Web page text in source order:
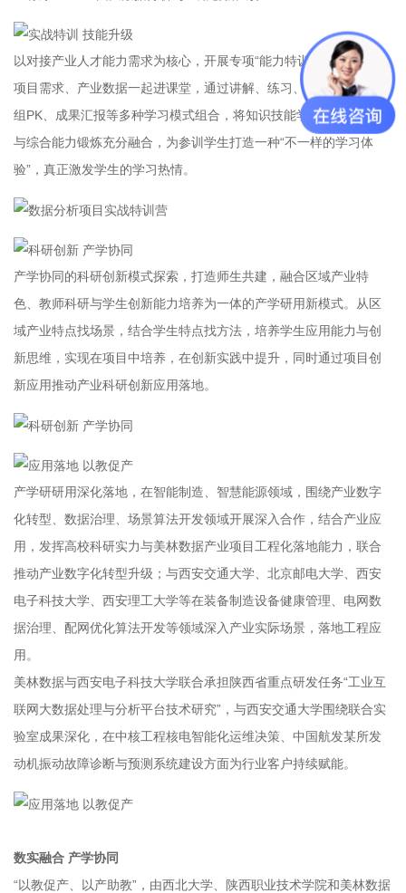
以对接产业人才能力需求为核心，开展专项“能力特训”，产业导师、
项目需求、产业数据一起进课堂，通过讲解、练习、技能比武、小
组PK、成果汇报等多种学习模式组合，将知识技能学习、应用实训
与综合能力锻炼充分融合，为参训学生打造一种“不一样的学习体
验”，真正激发学生的学习热情。
产学协同的科研创新模式探索，打造师生共建，融合区域产业特
色、教师科研与学生创新能力培养为一体的产学研用新模式。从区
域产业特点找场景，结合学生特点找方法，培养学生应用能力与创
新思维，实现在项目中培养，在创新实践中提升，同时通过项目创
新应用推动产业科研创新应用落地。
产学研研用深化落地，在智能制造、智慧能源领域，围绕产业数字
化转型、数据治理、场景算法开发领域开展深入合作，结合产业应
用，发挥高校科研实力与美林数据产业项目工程化落地能力，联合
推动产业数字化转型升级；与西安交通大学、北京邮电大学、西安
电子科技大学、西安理工大学等在装备制造设备健康管理、电网数
据治理、配网优化算法开发等领域深入产业实际场景，落地工程应
用。
美林数据与西安电子科技大学联合承担陕西省重点研发任务“工业互
联网大数据处理与分析平台技术研究”，与西安交通大学围绕联合实
验室成果深化，在中核工程核电智能化运维决策、中国航发某所发
动机振动故障诊断与预测系统建设方面为行业客户持续赋能。
数实融合 产学协同
“以教促产、以产助教”，由西北大学、陕西职业技术学院和美林数据